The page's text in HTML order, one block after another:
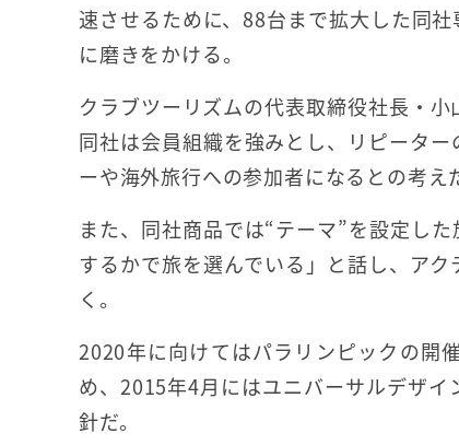
速させるために、88台まで拡大した同
に磨きをかける。
クラブツーリズムの代表取締役社長・
同社は会員組織を強みとし、リピータ
ーや海外旅行への参加者になるとの考え
また、同社商品では“テーマ”を設定し
するかで旅を選んでいる」と話し、ア
く。
2020年に向けてはパラリンピックの開
め、2015年4月にはユニバーサルデザ
針だ。